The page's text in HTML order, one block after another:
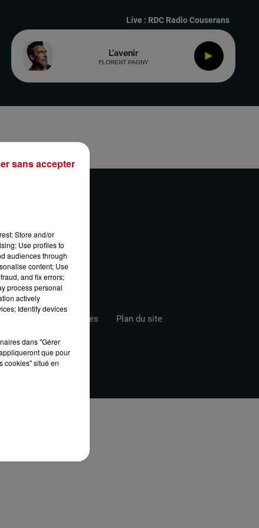
Live : RDC Radio Couserans
L'avenir
FLORENT PAGNY
Gestion des Cookies Plan du site
Store and/or
Use profiles to
audiences through
content; Use
and fix errors;
process personal
actively
Identify devices
dans "Gérer
que pour
cookies" situé en
sans accepter